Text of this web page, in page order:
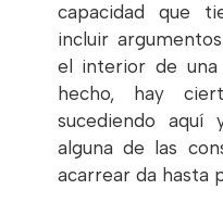
capacidad que
incluir
el interior de una
hecho, hay
sucediendo
alguna de las
acarrear da hasta